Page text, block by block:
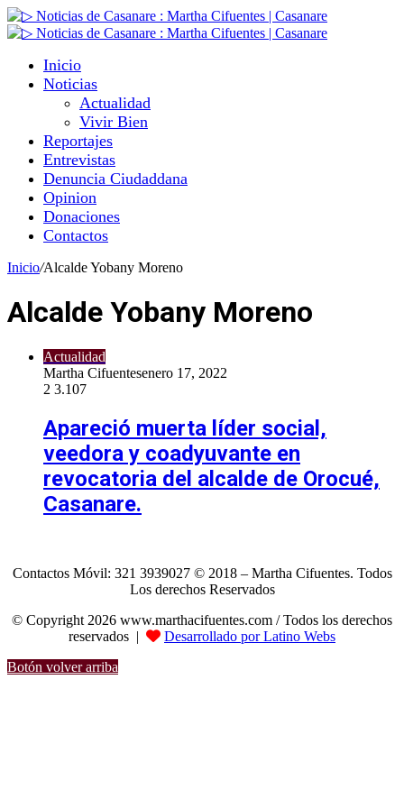
Inicio
Noticias
Actualidad
Vivir Bien
Reportajes
Entrevistas
Denuncia Ciudaddana
Opinion
Donaciones
Contactos
Inicio/Alcalde Yobany Moreno
Alcalde Yobany Moreno
Actualidad
Martha Cifuentesenero 17, 2022
2 3.107
Apareció muerta líder social,
veedora y coadyuvante en
revocatoria del alcalde de Orocué,
Casanare.
Contactos Móvil: 321 3939027 © 2018 – Martha Cifuentes. Todos
Los derechos Reservados
© Copyright 2026 www.marthacifuentes.com / Todos los derechos
reservados |
Desarrollado por Latino Webs
Botón volver arriba